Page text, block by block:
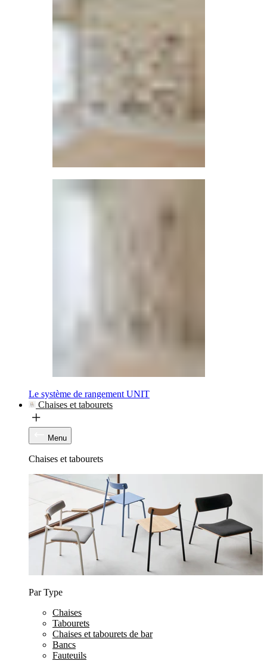
Le système de rangement UNIT
Chaises et tabourets
Menu
Chaises et tabourets
Par Type
Chaises
Tabourets
Chaises et tabourets de bar
Bancs
Fauteuils